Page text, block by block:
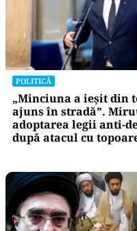
POLITICĂ
„Minciuna a ieșit din
ajuns în stradă”.
adoptarea legii anti-
după atacul cu